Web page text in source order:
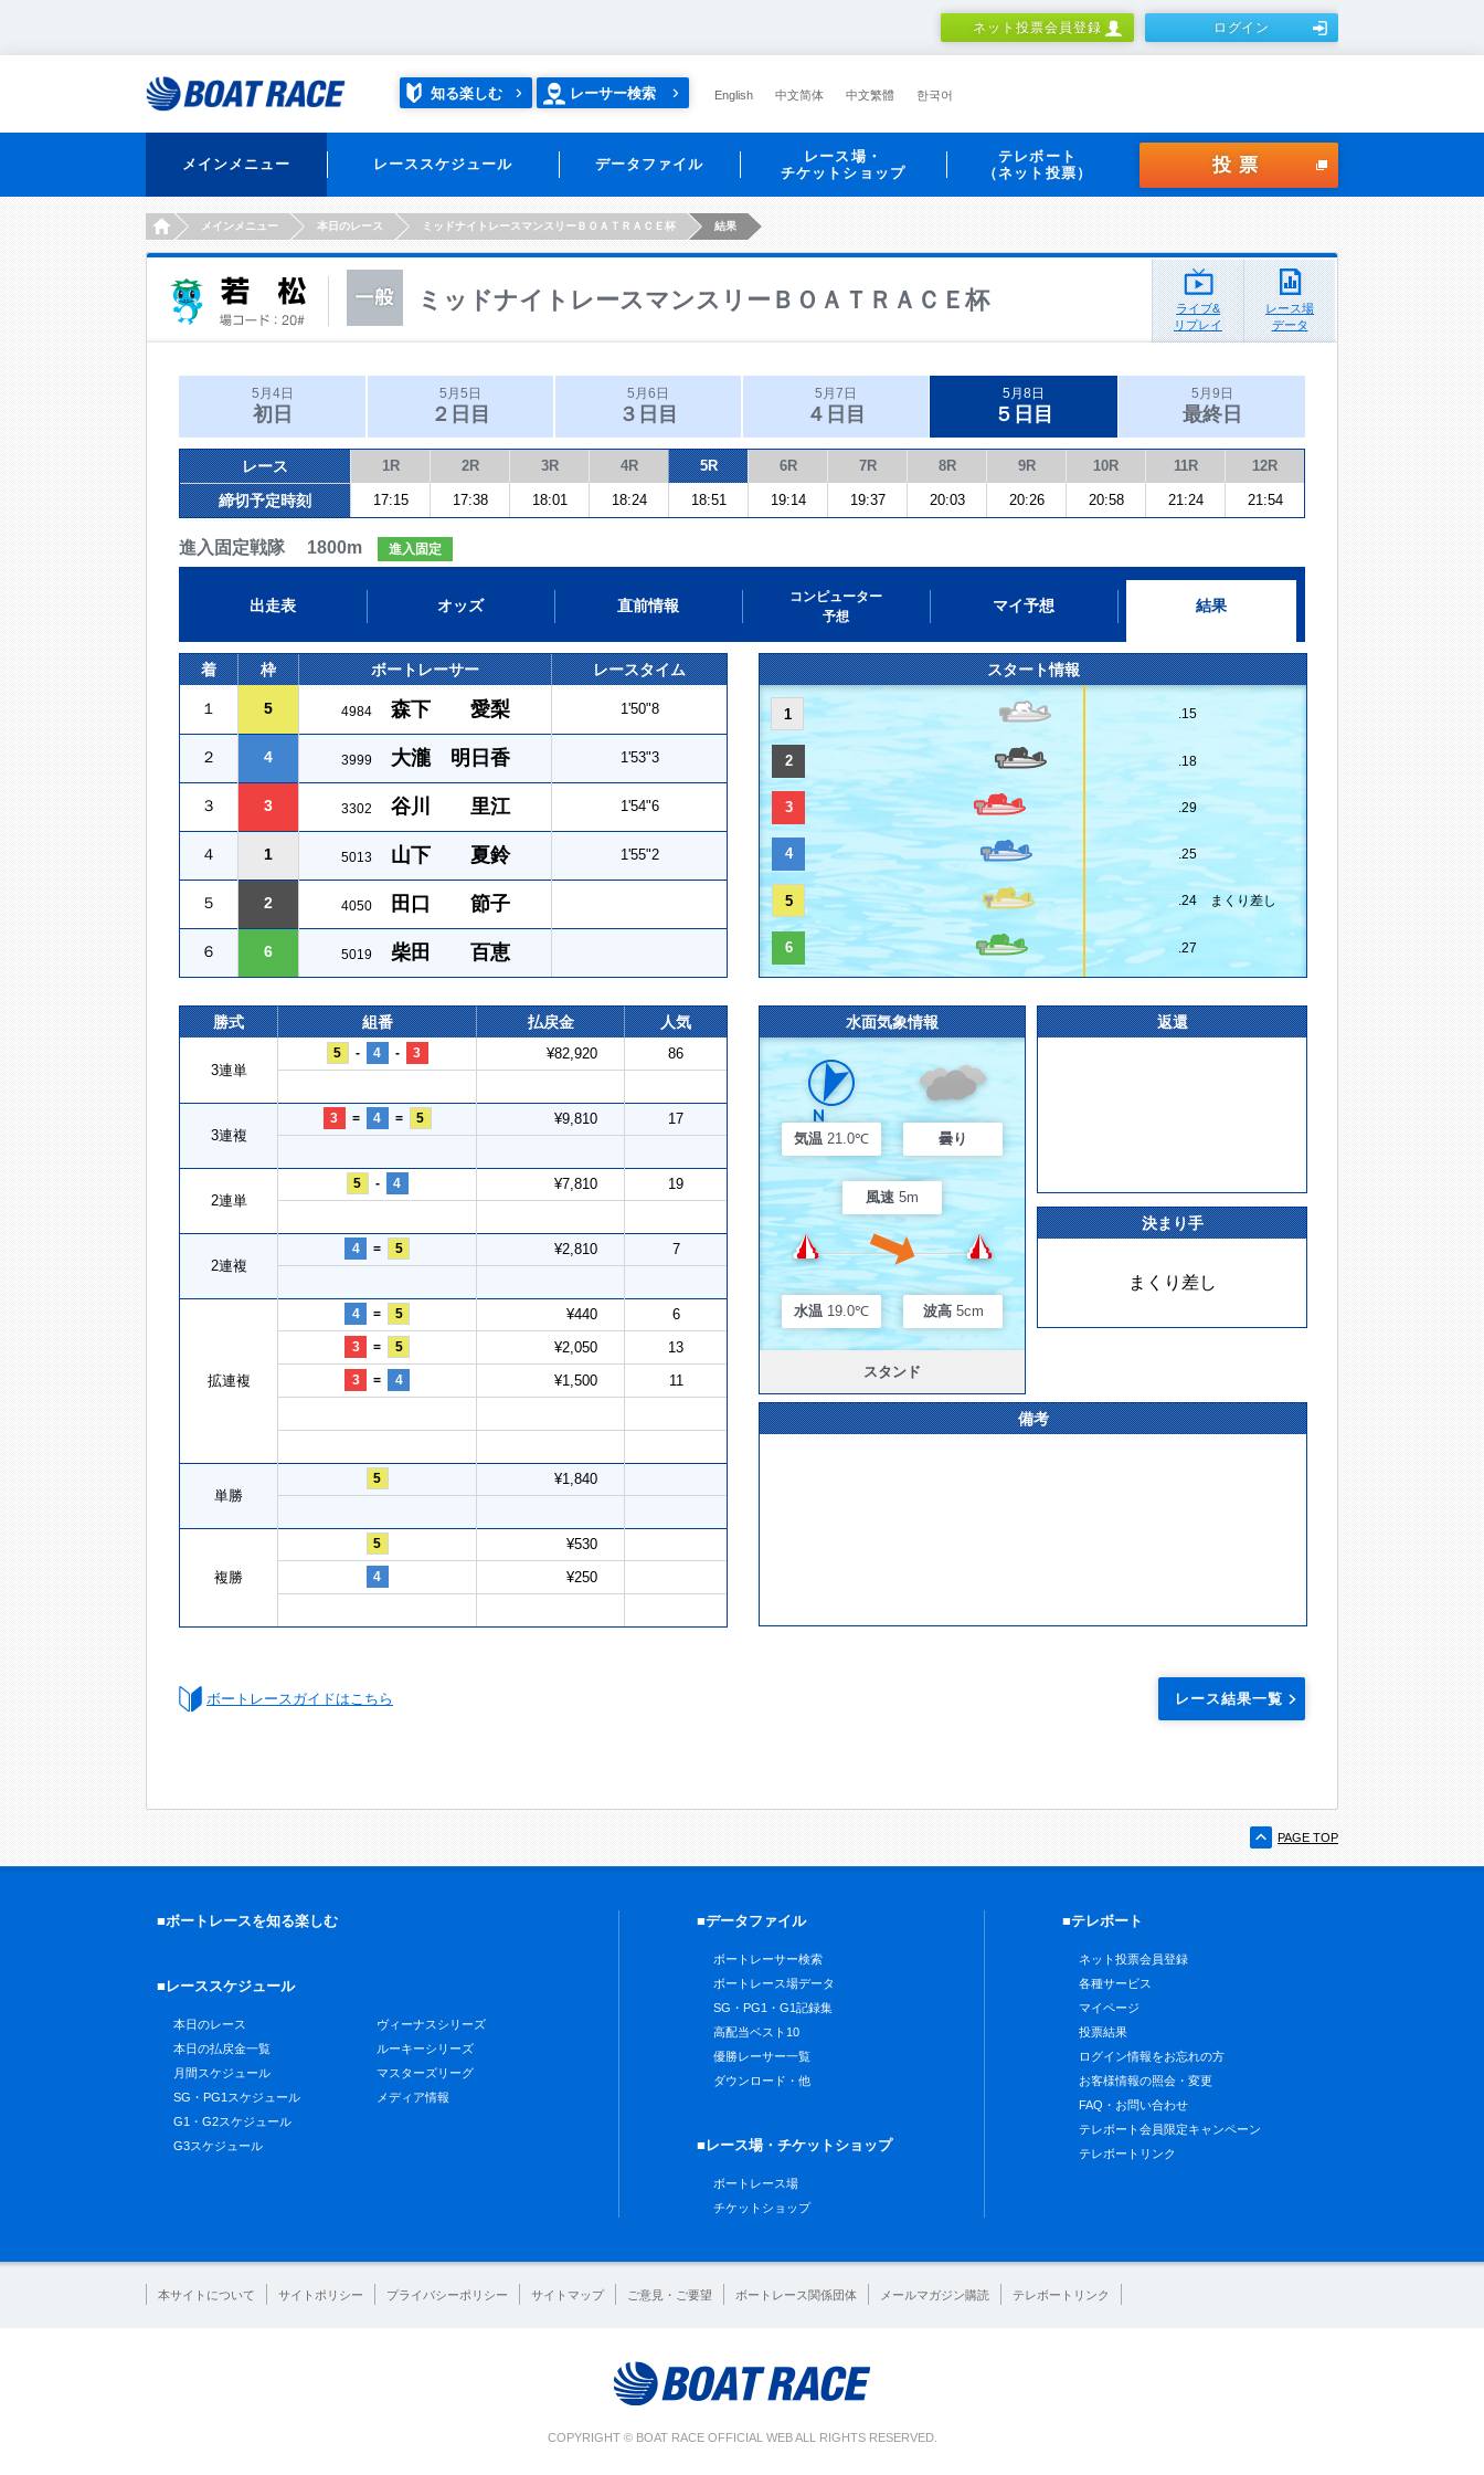
ネット投票会員登録 ログイン
知る楽しむ レーサー検索 English 中文简体 中文繁體 한국어
メインメニュー レーススケジュール データファイル
レース場・
チケットショップ
テレボート
（ネット投票）
投票
HOMEメインメニュー 本日のレース ミッドナイトレースマンスリーＢＯＡＴＲＡＣＥ杯 結果
ミッドナイトレースマンスリーＢＯＡＴＲＡＣＥ杯
ライブ&
リプレイ
レース場
データ
5月4日
初日
5月5日
２日目
5月6日
３日目
5月7日
４日目
5月8日
５日目
5月9日
最終日
レース 1R 2R 3R 4R 5R 6R 7R 8R 9R 10R 11R 12R
締切予定時刻 17:15 17:38 18:01 18:24 18:51 19:14 19:37 20:03 20:26 20:58 21:24 21:54
進入固定戦隊 1800m 進入固定
出走表 オッズ 直前情報
コンピューター
予想
マイ予想 結果
着 枠 ボートレーサー レースタイム
１ 5 4984 森下 愛梨 1'50"8
２ 4 3999 大瀧 明日香 1'53"3
３ 3 3302 谷川 里江 1'54"6
４ 1 5013 山下 夏鈴 1'55"2
５ 2 4050 田口 節子
６ 6 5019 柴田 百恵
スタート情報
1 .15
2 .18
3 .29
4 .25
5 .24 まくり差し
6 .27
勝式 組番 払戻金 人気
3連単
5 - 4 - 3 ¥82,920 86
3連複
3 = 4 = 5 ¥9,810 17
2連単
5 - 4 ¥7,810 19
2連複
4 = 5 ¥2,810 7
拡連複
4 = 5 ¥440 6
3 = 5 ¥2,050 13
3 = 4 ¥1,500 11
単勝
5 ¥1,840
複勝
5 ¥530
4 ¥250
水面気象情報
気温 21.0℃ 曇り
風速 5m
水温 19.0℃ 波高 5cm
スタンド
返還
決まり手
まくり差し
備考
ボートレースガイドはこちら レース結果一覧
PAGE TOP
■ボートレースを知る楽しむ
■レーススケジュール
本日のレース
本日の払戻金一覧
月間スケジュール
SG・PG1スケジュール
G1・G2スケジュール
G3スケジュール
ヴィーナスシリーズ
ルーキーシリーズ
マスターズリーグ
メディア情報
■データファイル
ボートレーサー検索
ボートレース場データ
SG・PG1・G1記録集
高配当ベスト10
優勝レーサー一覧
ダウンロード・他
■レース場・チケットショップ
ボートレース場
チケットショップ
■テレボート
ネット投票会員登録
各種サービス
マイページ
投票結果
ログイン情報をお忘れの方
お客様情報の照会・変更
FAQ・お問い合わせ
テレボート会員限定キャンペーン
テレボートリンク
本サイトについて サイトポリシー プライバシーポリシー サイトマップ ご意見・ご要望 ボートレース関係団体 メールマガジン購読 テレボートリンク
COPYRIGHT © BOAT RACE OFFICIAL WEB ALL RIGHTS RESERVED.